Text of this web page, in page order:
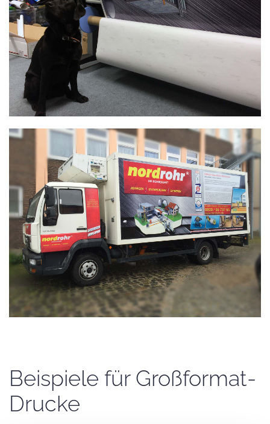
Beispiele für Großformat-
Drucke